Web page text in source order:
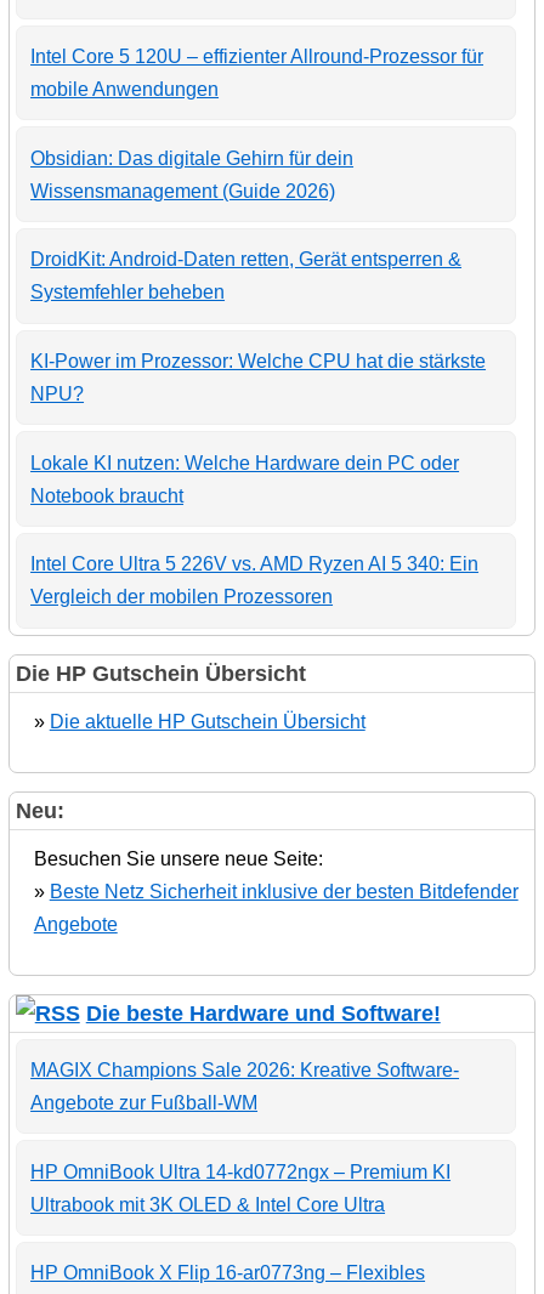
Intel Core 5 120U – effizienter Allround-Prozessor für
mobile Anwendungen
Obsidian: Das digitale Gehirn für dein
Wissensmanagement (Guide 2026)
DroidKit: Android-Daten retten, Gerät entsperren &
Systemfehler beheben
KI-Power im Prozessor: Welche CPU hat die stärkste
NPU?
Lokale KI nutzen: Welche Hardware dein PC oder
Notebook braucht
Intel Core Ultra 5 226V vs. AMD Ryzen AI 5 340: Ein
Vergleich der mobilen Prozessoren
Die HP Gutschein Übersicht
» Die aktuelle HP Gutschein Übersicht
Neu:
Besuchen Sie unsere neue Seite:
» Beste Netz Sicherheit inklusive der besten Bitdefender
Angebote
Die beste Hardware und Software!
MAGIX Champions Sale 2026: Kreative Software-
Angebote zur Fußball-WM
HP OmniBook Ultra 14-kd0772ngx – Premium KI
Ultrabook mit 3K OLED & Intel Core Ultra
HP OmniBook X Flip 16-ar0773ng – Flexibles